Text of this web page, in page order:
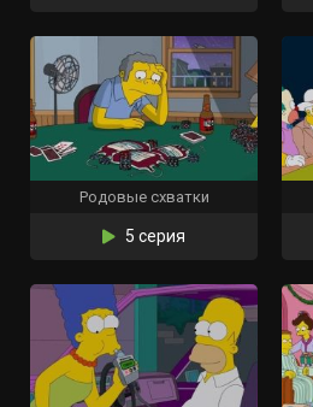
Родовые схватки
5 серия